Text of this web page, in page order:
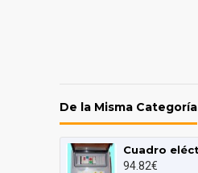
De la Misma Categoría
94.82€